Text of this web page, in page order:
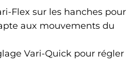
Flex sur les hanches pour
aux mouvements du
Vari-Quick pour régler